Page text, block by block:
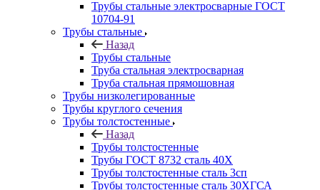
Трубы стальные электросварные ГОСТ
10704-91
Трубы стальные
Назад
Трубы стальные
Труба стальная электросварная
Труба стальная прямошовная
Трубы низколегированные
Трубы круглого сечения
Трубы толстостенные
Назад
Трубы толстостенные
Трубы ГОСТ 8732 сталь 40Х
Трубы толстостенные сталь 3сп
Трубы толстостенные сталь 30ХГСА